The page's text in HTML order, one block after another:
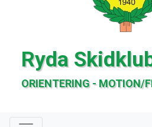
Ryda
ORIENTERING - MOTION/